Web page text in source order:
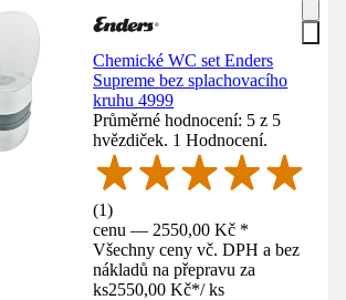
Chemické WC set Enders
Supreme bez splachovacího
kruhu 4999
Průměrné hodnocení: 5 z 5
hvězdiček. 1 Hodnocení.
(1)
cenu — 2550,00 Kč *
Všechny ceny vč. DPH a bez
nákladů na přepravu za
ks2550,00 Kč*/ ks